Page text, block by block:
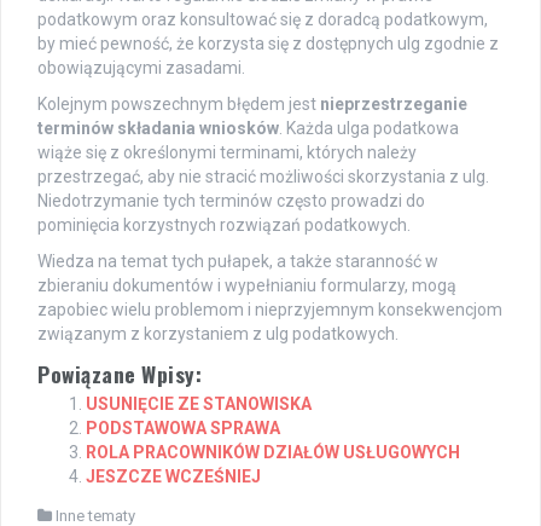
podatkowym oraz konsultować się z doradcą podatkowym,
by mieć pewność, że korzysta się z dostępnych ulg zgodnie z
obowiązującymi zasadami.
Kolejnym powszechnym błędem jest nieprzestrzeganie
terminów składania wniosków . Każda ulga podatkowa
wiąże się z określonymi terminami, których należy
przestrzegać, aby nie stracić możliwości skorzystania z ulg.
Niedotrzymanie tych terminów często prowadzi do
pominięcia korzystnych rozwiązań podatkowych.
Wiedza na temat tych pułapek, a także staranność w
zbieraniu dokumentów i wypełnianiu formularzy, mogą
zapobiec wielu problemom i nieprzyjemnym konsekwencjom
związanym z korzystaniem z ulg podatkowych.
Powiązane Wpisy:
USUNIĘCIE ZE STANOWISKA
PODSTAWOWA SPRAWA
ROLA PRACOWNIKÓW DZIAŁÓW USŁUGOWYCH
JESZCZE WCZEŚNIEJ
Inne tematy